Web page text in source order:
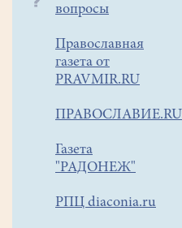
вопросы
Православная
газета от
PRAVMIR.RU
ПРАВОСЛАВИЕ.RU
Газета
"РАДОНЕЖ"
РПЦ diaconia.ru